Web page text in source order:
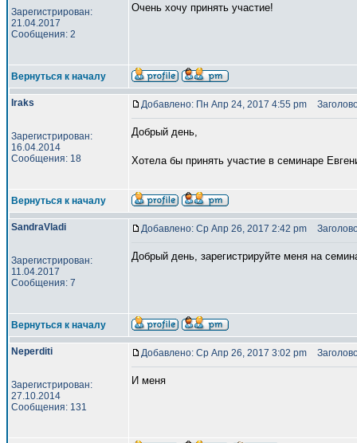
Зарегистрирован:
21.04.2017
Сообщения: 2
Очень хочу принять участие!
Вернуться к началу
Iraks
Зарегистрирован:
16.04.2014
Сообщения: 18
Добавлено: Пн Апр 24, 2017 4:55 pm
Добрый день,
Хотела бы принять участие в семинаре
Вернуться к началу
SandraVladi
Зарегистрирован:
11.04.2017
Сообщения: 7
Добавлено: Ср Апр 26, 2017 2:42 pm
Добрый день, зарегистрируйте меня на
Вернуться к началу
Neperditi
Зарегистрирован:
27.10.2014
Сообщения: 131
Добавлено: Ср Апр 26, 2017 3:02 pm
И меня